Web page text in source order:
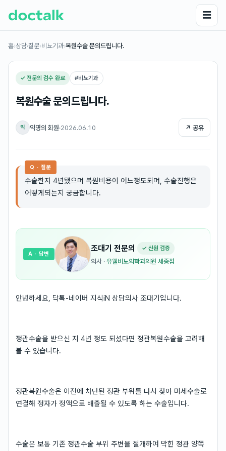
☰
홈›상담·질문›비뇨기과›복원수술 문의드립니다.
✓ 전문의 검수 완료 #비뇨기과
복원수술 문의드립니다.
익 익명의 회원·2026.06.10 ↗ 공유
Q · 질문
수술한지 4년됐으며 복원비용이 어느정도되며, 수술진행은
어떻게되는지 궁금합니다.
조대기 전문의 ✓ 신원 검증
의사 · 유웰비뇨의학과의원 세종점
A · 답변
안녕하세요, 닥톡-네이버 지식iN 상담의사 조대기입니다.
정관수술을 받으신 지 4년 정도 되셨다면 정관복원수술을 고려해
볼 수 있습니다.
정관복원수술은 이전에 차단된 정관 부위를 다시 찾아 미세수술로
연결해 정자가 정액으로 배출될 수 있도록 하는 수술입니다.
수술은 보통 기존 정관수술 부위 주변을 절개하여 막힌 정관 양쪽